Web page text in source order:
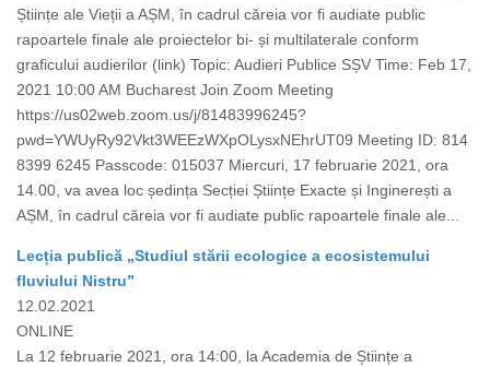
Științe ale Vieții a AȘM, în cadrul căreia vor fi audiate public
rapoartele finale ale proiectelor bi- și multilaterale conform
graficului audierilor (link) Topic: Audieri Publice SȘV Time: Feb 17,
2021 10:00 AM Bucharest Join Zoom Meeting
https://us02web.zoom.us/j/81483996245?
pwd=YWUyRy92Vkt3WEEzWXpOLysxNEhrUT09 Meeting ID: 814
8399 6245 Passcode: 015037 Miercuri, 17 februarie 2021, ora
14.00, va avea loc ședința Secției Științe Exacte și Inginerești a
AȘM, în cadrul căreia vor fi audiate public rapoartele finale ale...
Lecția publică „Studiul stării ecologice a ecosistemului
fluviului Nistru”
12.02.2021
ONLINE
La 12 februarie 2021, ora 14:00, la Academia de Științe a